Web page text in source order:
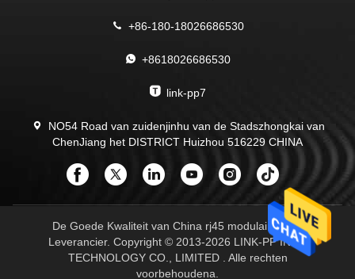
+86-180-18026686530
+8618026686530
link-pp7
NO54 Road van zuidenjinhu van de Stadszhongkai van
ChenJiang het DISTRICT Huizhou 516229 CHINA
De Goede Kwaliteit van China rj45 modulaire Jack
Leverancier. Copyright © 2013-2026 LINK-PP INT'L
TECHNOLOGY CO., LIMITED . Alle rechten
voorbehoudena.